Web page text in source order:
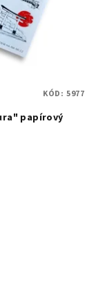
papírový
KÓD: 5977